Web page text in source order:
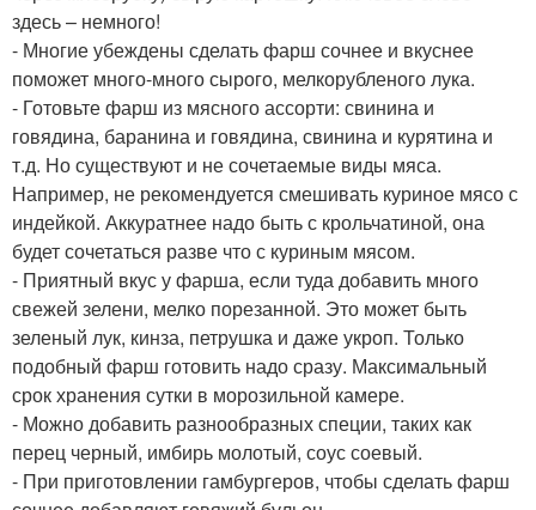
здесь – немного!
- Многие убеждены сделать фарш сочнее и вкуснее
поможет много-много сырого, мелкорубленого лука.
- Готовьте фарш из мясного ассорти: свинина и
говядина, баранина и говядина, свинина и курятина и
т.д. Но существуют и не сочетаемые виды мяса.
Например, не рекомендуется смешивать куриное мясо с
индейкой. Аккуратнее надо быть с крольчатиной, она
будет сочетаться разве что с куриным мясом.
- Приятный вкус у фарша, если туда добавить много
свежей зелени, мелко порезанной. Это может быть
зеленый лук, кинза, петрушка и даже укроп. Только
подобный фарш готовить надо сразу. Максимальный
срок хранения сутки в морозильной камере.
- Можно добавить разнообразных специи, таких как
перец черный, имбирь молотый, соус соевый.
- При приготовлении гамбургеров, чтобы сделать фарш